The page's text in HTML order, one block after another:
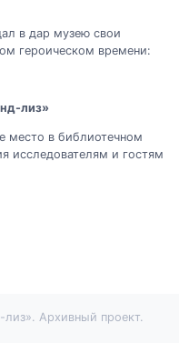
в дар музею свои
героическом времени:
лиз»
место в библиотечном
исследователям и гостям
Архивный проект.